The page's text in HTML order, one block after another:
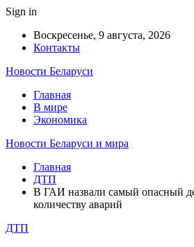
Sign in
Воскресенье, 9 августа, 2026
Контакты
Новости Беларуси
Главная
В мире
Экономика
Новости Беларуси и мира
Главная
ДТП
В ГАИ назвали самый опасный
количеству аварий
ДТП